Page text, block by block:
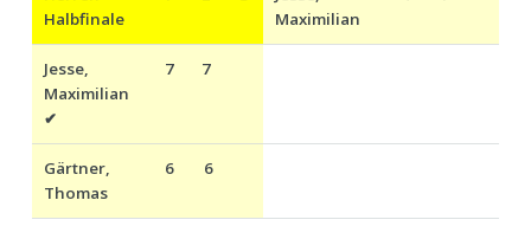
Halbfinale
Maximilian
Jesse,
Maximilian
✔
7 7
Gärtner,
Thomas
6 6